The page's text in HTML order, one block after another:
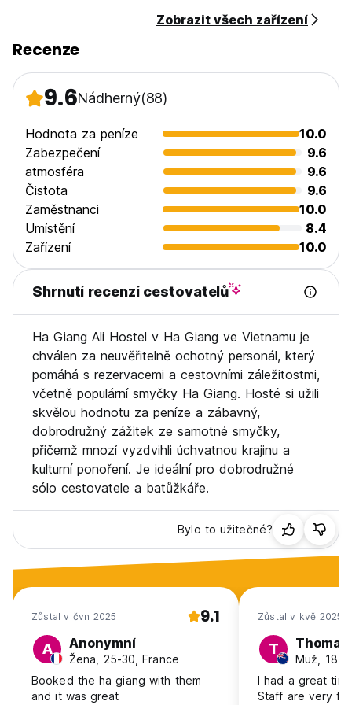
Ubytování může před příjezdem provést předběžnou
autorizaci kreditní karty.
Prosím, po 23:00 se neopíjejte a nedělejte přílišné nádechy.
(Auto-translated from original language)
Zobrazit všech zařízení
Recenze
9.6Nádherný(88)
Hodnota za peníze
10.0
Zabezpečení
9.6
atmosféra
9.6
Čistota
9.6
Zaměstnanci
10.0
Umístění
8.4
Zařízení
10.0
Shrnutí recenzí cestovatelů
Ha Giang Ali Hostel v Ha Giang ve Vietnamu je
chválen za neuvěřitelně ochotný personál, který
pomáhá s rezervacemi a cestovními záležitostmi,
včetně populární smyčky Ha Giang. Hosté si užili
skvělou hodnotu za peníze a zábavný,
dobrodružný zážitek ze samotné smyčky,
přičemž mnozí vyzdvihli úchvatnou krajinu a
kulturní ponoření. Je ideální pro dobrodružné
sólo cestovatele a batůžkáře.
Bylo to užitečné?
Zůstal v čvn 2025 9.1
A Anonymní
Žena, 25-30, France
Booked the ha giang with them
and it was great
Zůstal v kvě 2025
T Thomas
Muž, 18-
I had a great
Staff are very